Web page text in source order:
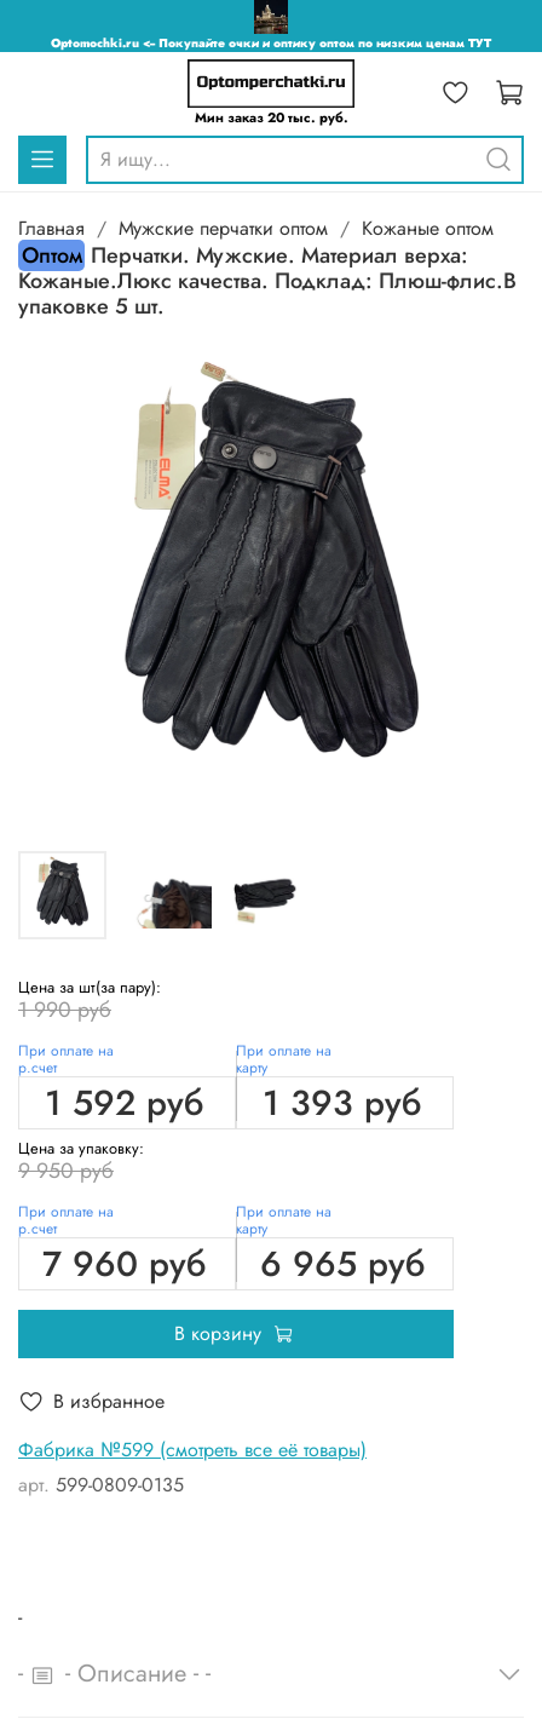
Optomochki.ru <-- Покупайте очки и оптику оптом по низким ценам ТУТ
Мин заказ 20 тыс. руб.
Главная Мужские перчатки оптом Кожаные оптом
Оптом Перчатки. Мужские. Материал верха:
Кожаные.Люкс качества. Подклад: Плюш-флис.В
упаковке 5 шт.
Фабрика №599 (смотреть все её товары)
арт. 599-0809-0135
Цена за шт(за пару):
1 990 руб
При оплате на
р.счет
1 592 руб
При оплате на
карту
1 393 руб
Цена за упаковку:
9 950 руб
При оплате на
р.счет
7 960 руб
При оплате на
карту
6 965 руб
В корзину
В избранное
-
- - Описание - -